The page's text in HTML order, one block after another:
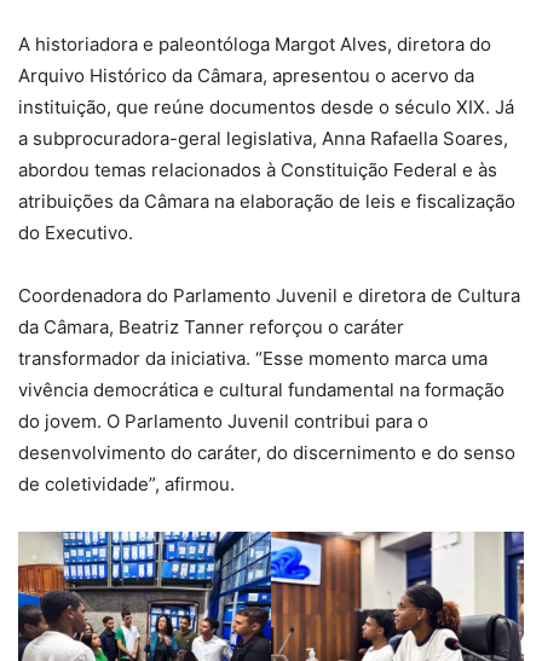
A historiadora e paleontóloga Margot Alves, diretora do
Arquivo Histórico da Câmara, apresentou o acervo da
instituição, que reúne documentos desde o século XIX. Já
a subprocuradora-geral legislativa, Anna Rafaella Soares,
abordou temas relacionados à Constituição Federal e às
atribuições da Câmara na elaboração de leis e fiscalização
do Executivo.
Coordenadora do Parlamento Juvenil e diretora de Cultura
da Câmara, Beatriz Tanner reforçou o caráter
transformador da iniciativa. “Esse momento marca uma
vivência democrática e cultural fundamental na formação
do jovem. O Parlamento Juvenil contribui para o
desenvolvimento do caráter, do discernimento e do senso
de coletividade”, afirmou.